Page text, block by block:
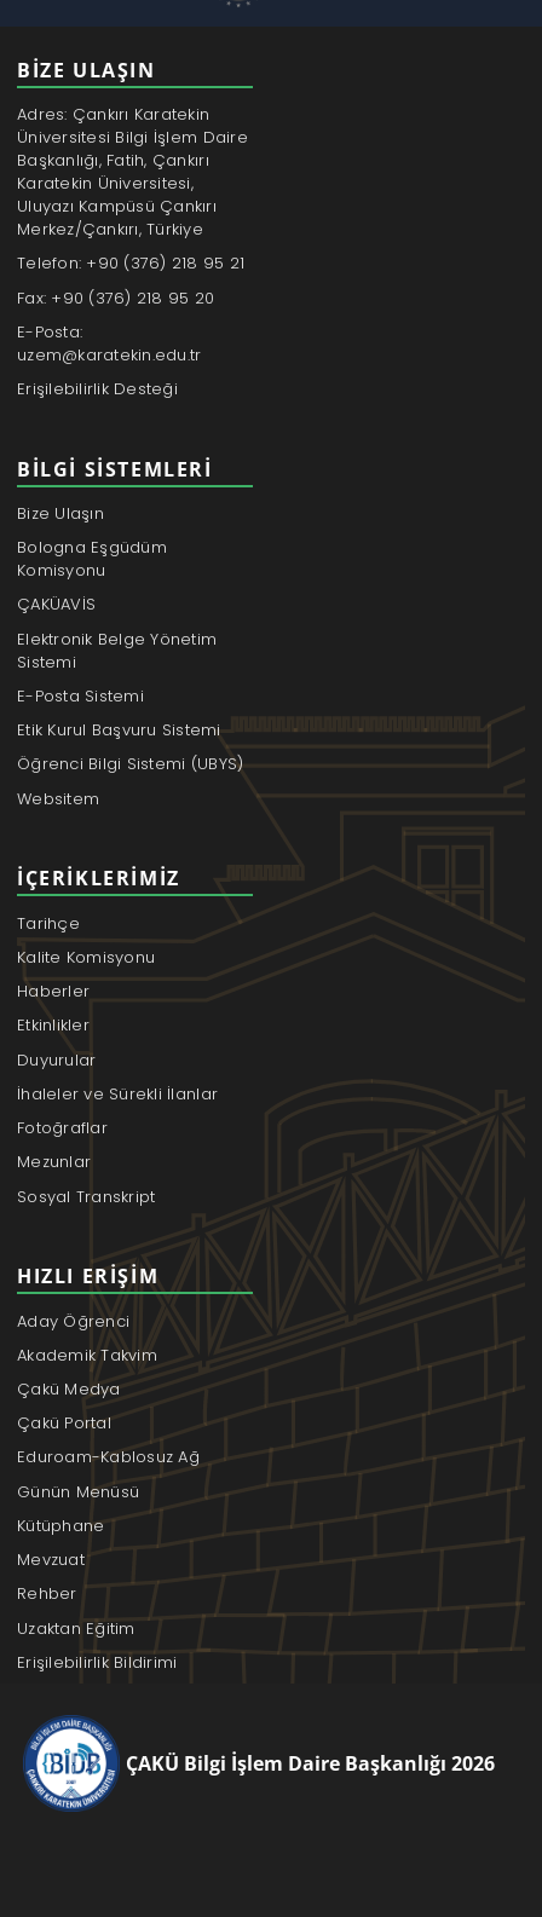
BİZE ULAŞIN
Adres: Çankırı Karatekin
Üniversitesi Bilgi İşlem Daire
Başkanlığı, Fatih, Çankırı
Karatekin Üniversitesi,
Uluyazı Kampüsü Çankırı
Merkez/Çankırı, Türkiye
Telefon: +90 (376) 218 95 21
Fax: +90 (376) 218 95 20
E-Posta:
uzem@karatekin.edu.tr
Erişilebilirlik Desteği
BILGI SISTEMLERI
Bize Ulaşın
Bologna Eşgüdüm
Komisyonu
ÇAKÜAVİS
Elektronik Belge Yönetim
Sistemi
E-Posta Sistemi
Etik Kurul Başvuru Sistemi
Öğrenci Bilgi Sistemi (UBYS)
Websitem
İÇERIKLERIMIZ
Tarihçe
Kalite Komisyonu
Haberler
Etkinlikler
Duyurular
İhaleler ve Sürekli İlanlar
Fotoğraflar
Mezunlar
Sosyal Transkript
HIZLI ERIŞIM
Aday Öğrenci
Akademik Takvim
Çakü Medya
Çakü Portal
Eduroam-Kablosuz Ağ
Günün Menüsü
Kütüphane
Mevzuat
Rehber
Uzaktan Eğitim
Erişilebilirlik Bildirimi
ÇAKÜ Bilgi İşlem Daire Başkanlığı 2026